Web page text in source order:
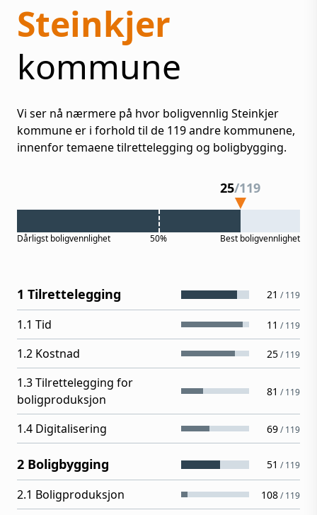
Steinkjer
kommune
Vi ser nå nærmere på hvor boligvennlig Steinkjer
kommune er i forhold til de 119andre kommunene,
innenfor temaene tilrettelegging og boligbygging.
25/119
Dårligst boligvennlighet 50% Best boligvennlighet
1 Tilrettelegging 21 /119
1.1 Tid 11 /119
1.2 Kostnad 25/119
1.3 Tilrettelegging for
boligproduksjon
81 /119
1.4 Digitalisering 69/119
2 Boligbygging 51 /119
2.1 Boligproduksjon 108/119